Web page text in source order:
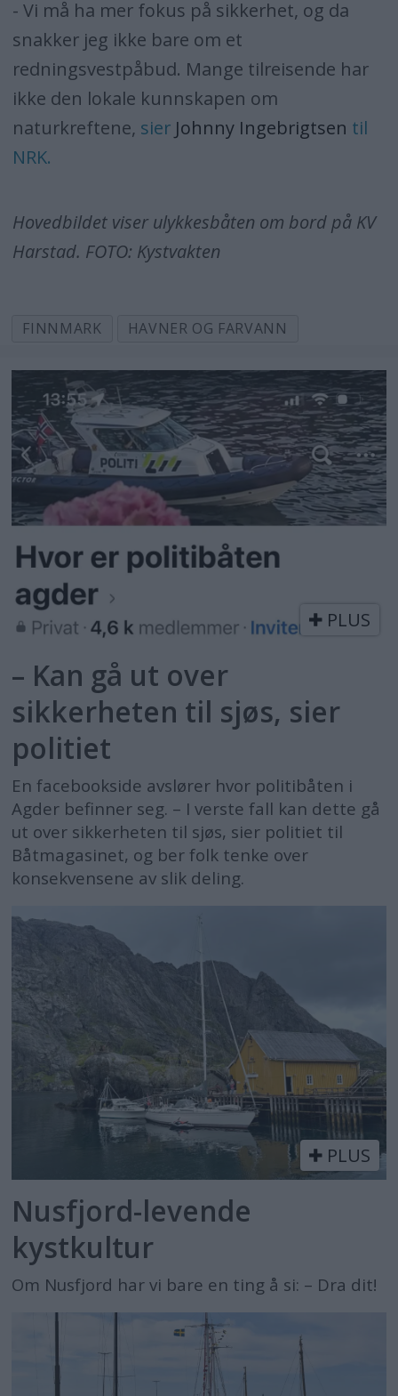
- Vi må ha mer fokus på sikkerhet, og da
snakker jeg ikke bare om et
redningsvestpåbud. Mange tilreisende har
ikke den lokale kunnskapen om
naturkreftene, sier Johnny Ingebrigtsen til
NRK.
Hovedbildet viser ulykkesbåten om bord på KV
Harstad. FOTO: Kystvakten
FINNMARK HAVNER OG FARVANN
PLUS
– Kan gå ut over
sikkerheten til sjøs, sier
politiet
En facebookside avslører hvor politibåten i
Agder befinner seg. – I verste fall kan dette gå
ut over sikkerheten til sjøs, sier politiet til
Båtmagasinet, og ber folk tenke over
konsekvensene av slik deling.
PLUS
Nusfjord-levende
kystkultur
Om Nusfjord har vi bare en ting å si: – Dra dit!